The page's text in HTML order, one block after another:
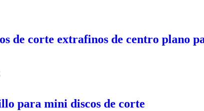
de corte extrafinos de centro plano
para mini discos de corte